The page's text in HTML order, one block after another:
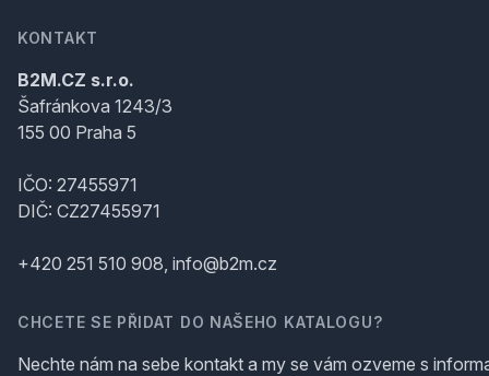
KONTAKT
B2M.CZ s.r.o.
Šafránkova 1243/3
155 00 Praha 5
IČO: 27455971
DIČ: CZ27455971
+420 251 510 908, info@b2m.cz
CHCETE SE PŘIDAT DO NAŠEHO KATALOGU?
Nechte nám na sebe kontakt a my se vám ozveme s